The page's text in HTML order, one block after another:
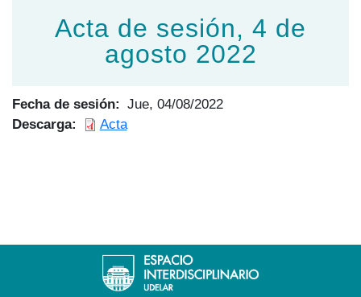
Acta de sesión, 4 de
agosto 2022
Fecha de sesión
Jue, 04/08/2022
Descarga
Acta